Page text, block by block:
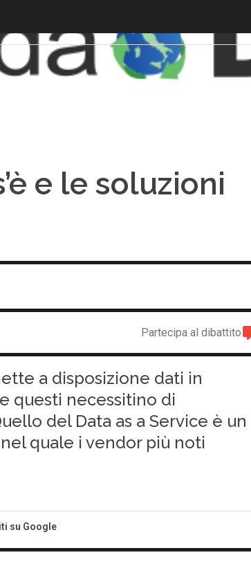
e le soluzioni
Partecipa al dibattito
a disposizione dati in
questi necessitino di
del Data as a Service è un
quale i vendor più noti
su Google